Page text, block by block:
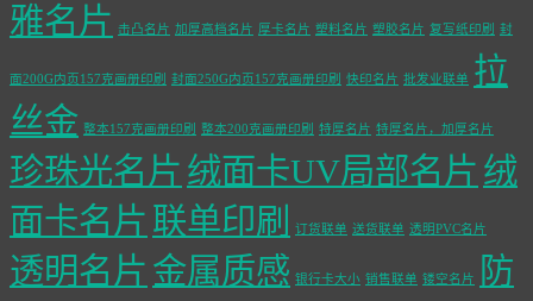
雅名片 击凸名片 加厚高档名片 厚卡名片 塑料名片 塑胶名片 复写纸印刷 封
面200G内页157克画册印刷 封面250G内页157克画册印刷 快印名片 批发业联单 拉
丝金 整本157克画册印刷 整本200克画册印刷 特厚名片 特厚名片，加厚名片
珍珠光名片 绒面卡UV局部名片 绒
面卡名片 联单印刷 订货联单 送货联单 透明PVC名片
透明名片 金属质感 银行卡大小 销售联单 镂空名片
防